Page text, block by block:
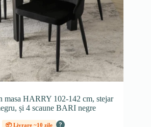
masa HARRY 102-142 cm, stejar
și 4 scaune BARI negre
📦 Livrare ~10 zile ?